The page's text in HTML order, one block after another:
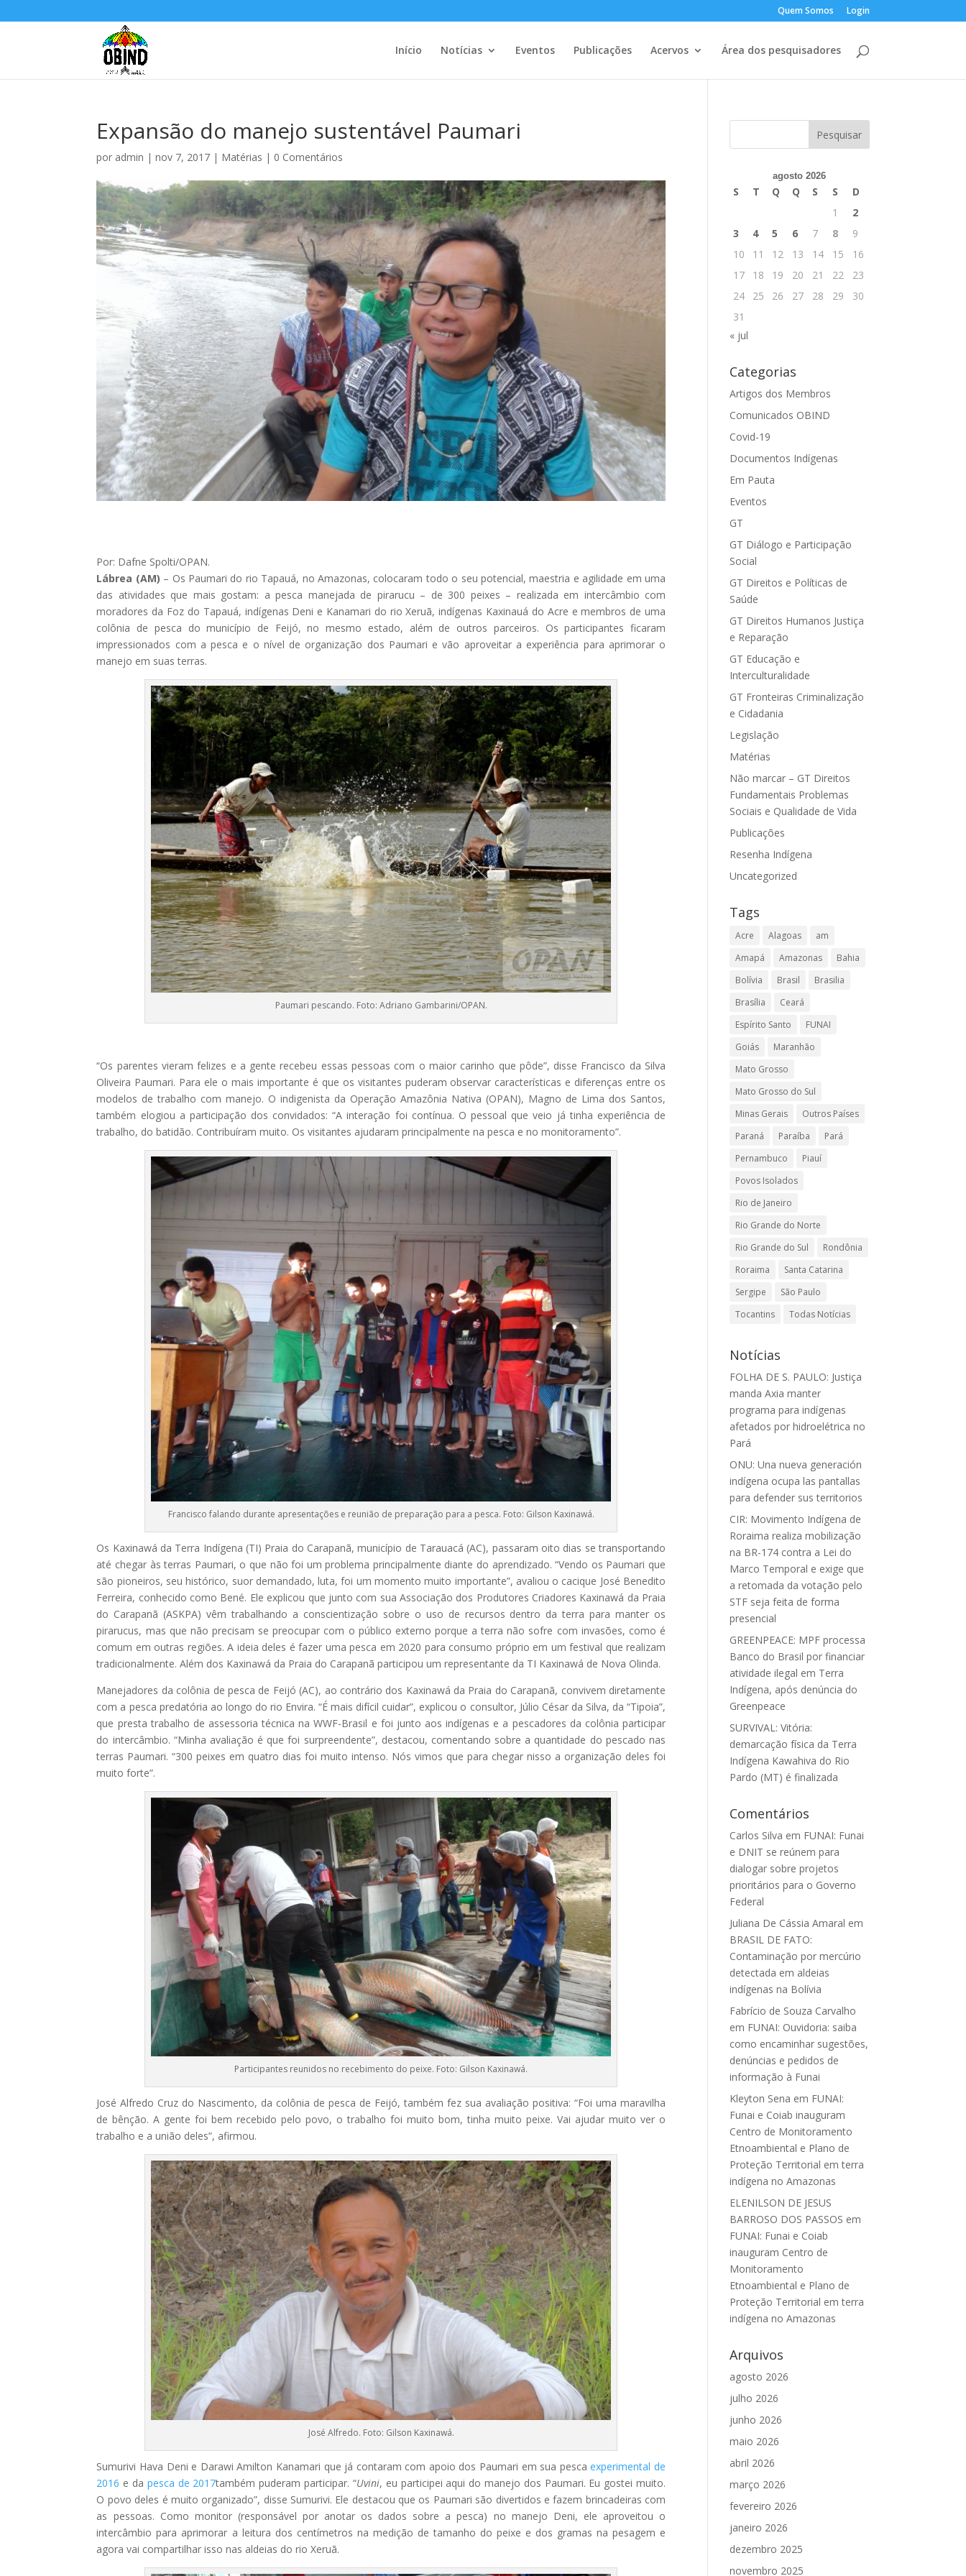
Quem Somos Login
Início Notícias Eventos Publicações Acervos Área dos pesquisadores
Expansão do manejo sustentável Paumari
por admin |nov 7, 2017 | Matérias | 0 Comentários
Por: Dafne Spolti/OPAN.
Lábrea (AM) – Os Paumari do rio Tapauá, no Amazonas, colocaram todo o seu potencial, maestria e agilidade em uma
das atividades que mais gostam: a pesca manejada de pirarucu – de 300 peixes – realizada em intercâmbio com
moradores da Foz do Tapauá, indígenas Deni e Kanamari do rio Xeruã, indígenas Kaxinauá do Acre e membros de uma
colônia de pesca do município de Feijó, no mesmo estado, além de outros parceiros. Os participantes ficaram
impressionados com a pesca e o nível de organização dos Paumari e vão aproveitar a experiência para aprimorar o
manejo em suas terras.
Paumari pescando. Foto: Adriano Gambarini/OPAN.
“Os parentes vieram felizes e a gente recebeu essas pessoas com o maior carinho que pôde”, disse Francisco da Silva
Oliveira Paumari. Para ele o mais importante é que os visitantes puderam observar características e diferenças entre os
modelos de trabalho com manejo. O indigenista da Operação Amazônia Nativa (OPAN), Magno de Lima dos Santos,
também elogiou a participação dos convidados: “A interação foi contínua. O pessoal que veio já tinha experiência de
trabalho, do batidão. Contribuíram muito. Os visitantes ajudaram principalmente na pesca e no monitoramento”.
Francisco falando durante apresentações e reunião de preparação para a pesca. Foto: Gilson Kaxinawá.
Os Kaxinawá da Terra Indígena (TI) Praia do Carapanã, município de Tarauacá (AC), passaram oito dias se transportando
até chegar às terras Paumari, o que não foi um problema principalmente diante do aprendizado. “Vendo os Paumari que
são pioneiros, seu histórico, suor demandado, luta, foi um momento muito importante”, avaliou o cacique José Benedito
Ferreira, conhecido como Bené. Ele explicou que junto com sua Associação dos Produtores Criadores Kaxinawá da Praia
do Carapanã (ASKPA) vêm trabalhando a conscientização sobre o uso de recursos dentro da terra para manter os
pirarucus, mas que não precisam se preocupar com o público externo porque a terra não sofre com invasões, como é
comum em outras regiões. A ideia deles é fazer uma pesca em 2020 para consumo próprio em um festival que realizam
tradicionalmente. Além dos Kaxinawá da Praia do Carapanã participou um representante da TI Kaxinawá de Nova Olinda.
Manejadores da colônia de pesca de Feijó (AC), ao contrário dos Kaxinawá da Praia do Carapanã, convivem diretamente
com a pesca predatória ao longo do rio Envira. “É mais difícil cuidar”, explicou o consultor, Júlio César da Silva, da “Tipoia”,
que presta trabalho de assessoria técnica na WWF-Brasil e foi junto aos indígenas e a pescadores da colônia participar
do intercâmbio. “Minha avaliação é que foi surpreendente”, destacou, comentando sobre a quantidade do pescado nas
terras Paumari. “300 peixes em quatro dias foi muito intenso. Nós vimos que para chegar nisso a organização deles foi
muito forte”.
Participantes reunidos no recebimento do peixe. Foto: Gilson Kaxinawá.
José Alfredo Cruz do Nascimento, da colônia de pesca de Feijó, também fez sua avaliação positiva: “Foi uma maravilha
de bênção. A gente foi bem recebido pelo povo, o trabalho foi muito bom, tinha muito peixe. Vai ajudar muito ver o
trabalho e a união deles”, afirmou.
José Alfredo. Foto: Gilson Kaxinawá.
Sumurivi Hava Deni e Darawi Amilton Kanamari que já contaram com apoio dos Paumari em sua pescaexperimental de
2016 e da pesca de 2017também puderam participar. “Uvini, eu participei aqui do manejo dos Paumari. Eu gostei muito.
O povo deles é muito organizado”, disse Sumurivi. Ele destacou que os Paumari são divertidos e fazem brincadeiras com
as pessoas. Como monitor (responsável por anotar os dados sobre a pesca) no manejo Deni, ele aproveitou o
intercâmbio para aprimorar a leitura dos centímetros na medição de tamanho do peixe e dos gramas na pesagem e
agora vai compartilhar isso nas aldeias do rio Xeruã.
agosto 2026
S T Q Q S S
D
1
2
3
4 5 6 7 8
9
10
11 12 13 14 15
16
17
18 19 20 21 22
23
24
25 26 27 28 29
30
31
« jul
Categorias
Artigos dos Membros
Comunicados OBIND
Covid-19
Documentos Indígenas
Em Pauta
Eventos
GT
GT Diálogo e Participação
Social
GT Direitos e Políticas de
Saúde
GT Direitos Humanos Justiça
e Reparação
GT Educação e
Interculturalidade
GT Fronteiras Criminalização
e Cidadania
Legislação
Matérias
Não marcar – GT Direitos
Fundamentais Problemas
Sociais e Qualidade de Vida
Publicações
Resenha Indígena
Uncategorized
Tags
Acre Alagoas
am
Amapá
Amazonas
Bahia
Bolívia
Brasil
Brasilia
Brasília
Ceará
Espírito Santo
FUNAI
Goiás
Maranhão
Mato Grosso
Mato Grosso do Sul
Minas Gerais
Outros Países
Paraná
Paraíba
Pará
Pernambuco
Piauí
Povos Isolados
Rio de Janeiro
Rio Grande do Norte
Rio Grande do Sul
Rondônia
Roraima
Santa Catarina
Sergipe
São Paulo
Tocantins
Todas Notícias
Notícias
FOLHA DE S. PAULO: Justiça
manda Axia manter
programa para indígenas
afetados por hidroelétrica no
Pará
ONU: Una nueva generación
indígena ocupa las pantallas
para defender sus territorios
CIR: Movimento Indígena de
Roraima realiza mobilização
na BR-174 contra a Lei do
Marco Temporal e exige que
a retomada da votação pelo
STF seja feita de forma
presencial
GREENPEACE: MPF processa
Banco do Brasil por financiar
atividade ilegal em Terra
Indígena, após denúncia do
Greenpeace
SURVIVAL: Vitória:
demarcação física da Terra
Indígena Kawahiva do Rio
Pardo (MT) é finalizada
Comentários
Carlos Silva em FUNAI: Funai
e DNIT se reúnem para
dialogar sobre projetos
prioritários para o Governo
Federal
Juliana De Cássia Amaral em
BRASIL DE FATO:
Contaminação por mercúrio
detectada em aldeias
indígenas na Bolívia
Fabrício de Souza Carvalho
em FUNAI: Ouvidoria: saiba
como encaminhar sugestões,
denúncias e pedidos de
informação à Funai
Kleyton Sena em FUNAI:
Funai e Coiab inauguram
Centro de Monitoramento
Etnoambiental e Plano de
Proteção Territorial em terra
indígena no Amazonas
ELENILSON DE JESUS
BARROSO DOS PASSOS em
FUNAI: Funai e Coiab
inauguram Centro de
Monitoramento
Etnoambiental e Plano de
Proteção Territorial em terra
indígena no Amazonas
Arquivos
agosto 2026
julho 2026
junho 2026
maio 2026
abril 2026
março 2026
fevereiro 2026
janeiro 2026
dezembro 2025
novembro 2025